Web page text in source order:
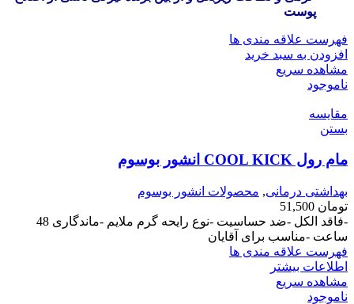
پوست
فهرست علاقه مندی ها
افزودن به سبد خرید
مشاهده سریع
ناموجود
مقایسه
بستن
مام رول COOL KICK انشور بوسوم
بهداشتی درمانی, محصولات انشور بوسوم
تومان
-فاقد الکل -ضد حساسیت -نوع رایحه گرم ملایم -ماندگاری 48
ساعت -مناسب برای آقایان
فهرست علاقه مندی ها
اطلاعات بیشتر
مشاهده سریع
ناموجود